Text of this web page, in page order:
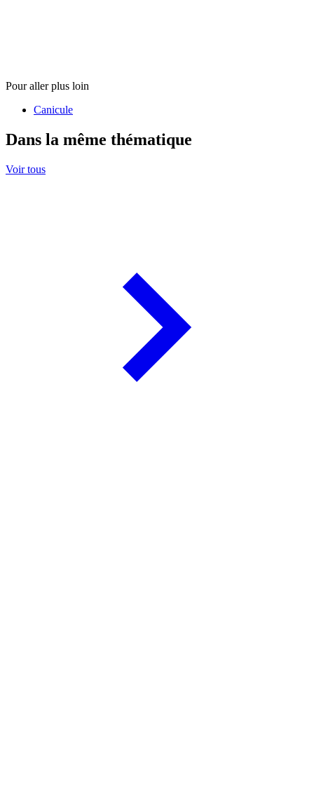
Pour aller plus loin
Canicule
Dans la même thématique
Voir tous